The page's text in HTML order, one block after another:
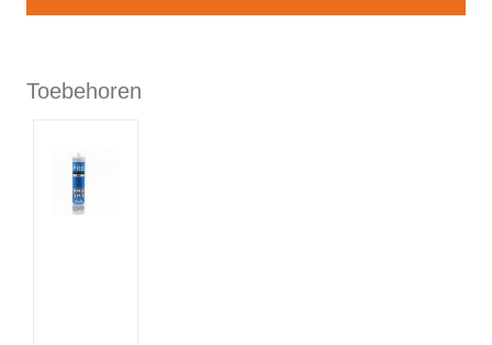
Toebehoren